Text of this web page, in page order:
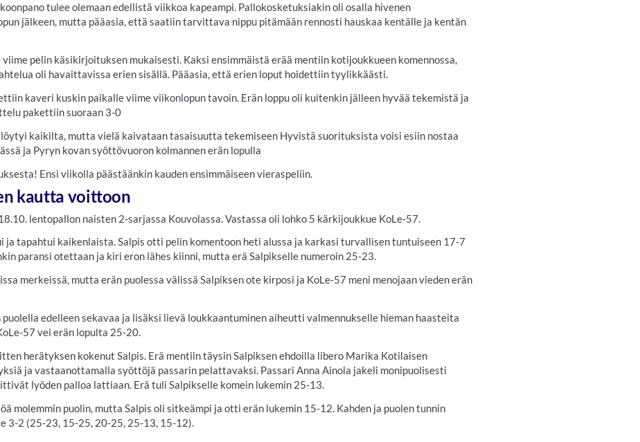
tulee olemaan edellistä viikkoa kapeampi. Pallokosketuksiakin oli osalla hivenen
jälkeen, mutta pääasia, että saatiin tarvittava nippu pitämään rennosti hauskaa kentälle ja kentän
pelin käsikirjoituksen mukaisesti. Kaksi ensimmäistä erää mentiin kotijoukkueen komennossa,
oli havaittavissa erien sisällä. Pääasia, että erien loput hoidettiin tyylikkäästi.
kaveri kuskin paikalle viime viikonlopun tavoin. Erän loppu oli kuitenkin jälleen hyvää tekemistä ja
pakettiin suoraan 3-0
kaikilta, mutta vielä kaivataan tasaisuutta tekemiseen Hyvistä suorituksista voisi esiin nostaa
ja Pyryn kovan syöttövuoron kolmannen erän lopulla
Ensi viikolla päästäänkin kauden ensimmäiseen vieraspeliin.
kautta voittoon
lentopallon naisten 2-sarjassa Kouvolassa. Vastassa oli lohko 5 kärkijoukkue KoLe-57.
tapahtui kaikenlaista. Salpis otti pelin komentoon heti alussa ja karkasi turvallisen tuntuiseen 17-7
paransi otettaan ja kiri eron lähes kiinni, mutta erä Salpikselle numeroin 25-23.
merkeissä, mutta erän puolessa välissä Salpiksen ote kirposi ja KoLe-57 meni menojaan vieden erän
puolella edelleen sekavaa ja lisäksi lievä loukkaantuminen aiheutti valmennukselle hieman haasteita
57 vei erän lopulta 25-20.
herätyksen kokenut Salpis. Erä mentiin täysin Salpiksen ehdoilla libero Marika Kotilaisen
ja vastaanottamalla syöttöjä passarin pelattavaksi. Passari Anna Ainola jakeli monipuolisesti
lyöden palloa lattiaan. Erä tuli Salpikselle komein lukemin 25-13.
molemmin puolin, mutta Salpis oli sitkeämpi ja otti erän lukemin 15-12. Kahden ja puolen tunnin
3-2 (25-23, 15-25, 20-25, 25-13, 15-12).